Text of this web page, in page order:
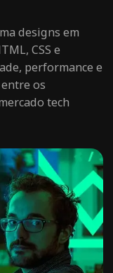
designs em
CSS e
performance e
os
tech